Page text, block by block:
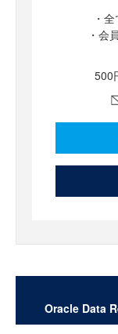
・
・会
500
Oracle Data